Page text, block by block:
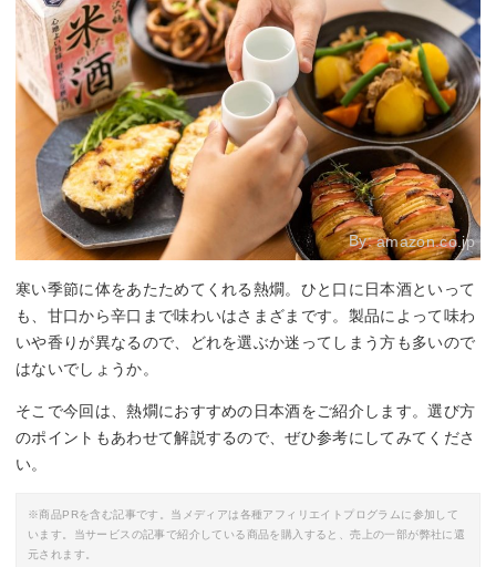
By:amazon.co.jp
寒い季節に体をあたためてくれる熱燗。ひと口に日本酒といって
も、甘口から辛口まで味わいはさまざまです。製品によって味わ
いや香りが異なるので、どれを選ぶか迷ってしまう方も多いので
はないでしょうか。
そこで今回は、熱燗におすすめの日本酒をご紹介します。選び方
のポイントもあわせて解説するので、ぜひ参考にしてみてくださ
い。
※商品PRを含む記事です。当メディアは各種アフィリエイトプログラムに参加して
います。当サービスの記事で紹介している商品を購入すると、売上の一部が弊社に還
元されます。